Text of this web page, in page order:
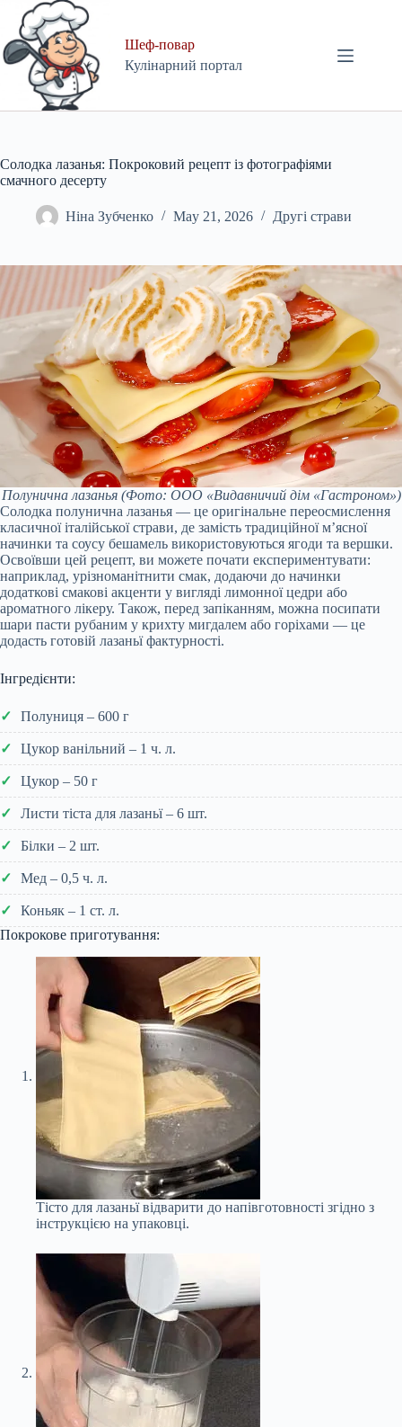
content
Шеф-повар
Кулінарний портал
Солодка лазанья: Покроковий рецепт із фотографіями
смачного десерту
Ніна Зубченко May 21, 2026 Другі страви
Полунична лазанья(Фото: ООО «Видавничий дім «Гастроном»)
Солодка полунична лазанья — це оригінальне переосмислення
класичної італійської страви, де замість традиційної м’ясної
начинки та соусу бешамель використовуються ягоди та вершки.
Освоївши цей рецепт, ви можете почати експериментувати:
наприклад, урізноманітнити смак, додаючи до начинки
додаткові смакові акценти у вигляді лимонної цедри або
ароматного лікеру. Також, перед запіканням, можна посипати
шари пасти рубаним у крихту мигдалем або горіхами — це
додасть готовій лазаньї фактурності.
Інгредієнти:
Полуниця – 600 г
Цукор ванільний – 1 ч. л.
Цукор – 50 г
Листи тіста для лазаньї – 6 шт.
Білки – 2 шт.
Мед – 0,5 ч. л.
Коньяк – 1 ст. л.
Покрокове приготування:
Тісто для лазаньї відварити до напівготовності згідно з
інструкцією на упаковці.